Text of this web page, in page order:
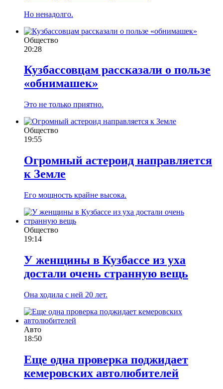
Но ненадолго.
Общество
20:28
Кузбассовцам рассказали о пользе
«обнимашек»
Это не только приятно.
Общество
19:55
Огромный астероид направляется
к Земле
Его мощность крайне высока.
Общество
19:14
У женщины в Кузбассе из уха
достали очень странную вещь
Она ходила с ней 20 лет.
Авто
18:50
Еще одна проверка поджидает
кемеровских автолюбителей